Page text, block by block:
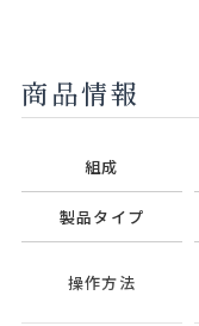
商品情報
組成
製品タイプ
操作方法